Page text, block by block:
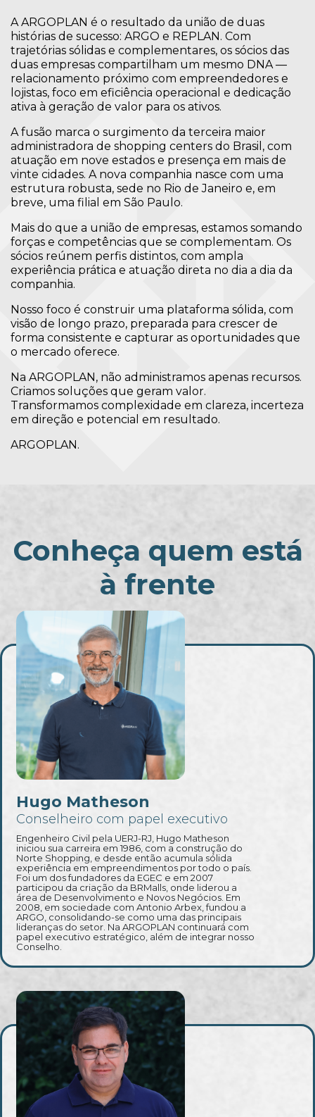
A ARGOPLAN é o resultado da união de duas
histórias de sucesso: ARGO e REPLAN. Com
trajetórias sólidas e complementares, os sócios das
duas empresas compartilham um mesmo DNA —
relacionamento próximo com empreendedores e
lojistas, foco em eficiência operacional e dedicação
ativa à geração de valor para os ativos.
A fusão marca o surgimento da terceira maior
administradora de shopping centers do Brasil, com
atuação em nove estados e presença em mais de
vinte cidades. A nova companhia nasce com uma
estrutura robusta, sede no Rio de Janeiro e, em
breve, uma filial em São Paulo.
Mais do que a união de empresas, estamos somando
forças e competências que se complementam. Os
sócios reúnem perfis distintos, com ampla
experiência prática e atuação direta no dia a dia da
companhia.
Nosso foco é construir uma plataforma sólida, com
visão de longo prazo, preparada para crescer de
forma consistente e capturar as oportunidades que
o mercado oferece.
Na ARGOPLAN, não administramos apenas recursos.
Criamos soluções que geram valor.
Transformamos complexidade em clareza, incerteza
em direção e potencial em resultado.
ARGOPLAN.
Conheça quem está
à frente
Hugo Matheson
Conselheiro com papel executivo
Engenheiro Civil pela UERJ-RJ, Hugo Matheson
iniciou sua carreira em 1986, com a construção do
Norte Shopping, e desde então acumula sólida
experiência em empreendimentos por todo o país.
Foi um dos fundadores da EGEC e em 2007
participou da criação da BRMalls, onde liderou a
área de Desenvolvimento e Novos Negócios. Em
2008, em sociedade com Antonio Arbex, fundou a
ARGO, consolidando-se como uma das principais
lideranças do setor. Na ARGOPLAN continuará com
papel executivo estratégico, além de integrar nosso
Conselho.